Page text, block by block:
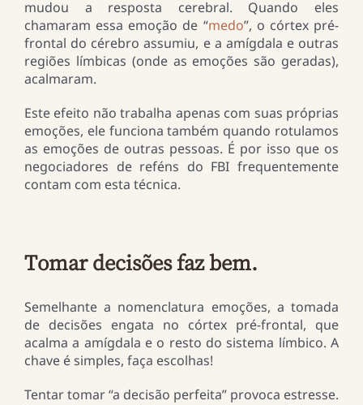
mudou a resposta cerebral. Quando eles
chamaram essa emoção de “medo”, o córtex pré-
frontal do cérebro assumiu, e a amígdala e outras
regiões límbicas (onde as emoções são geradas),
acalmaram.
Este efeito não trabalha apenas com suas próprias
emoções, ele funciona também quando rotulamos
as emoções de outras pessoas. É por isso que os
negociadores de reféns do FBI frequentemente
contam com esta técnica.
Tomar decisões faz bem.
Semelhante a nomenclatura emoções, a tomada
de decisões engata no córtex pré-frontal, que
acalma a amígdala e o resto do sistema límbico. A
chave é simples, faça escolhas!
Tentar tomar “a decisão perfeita” provoca estresse.